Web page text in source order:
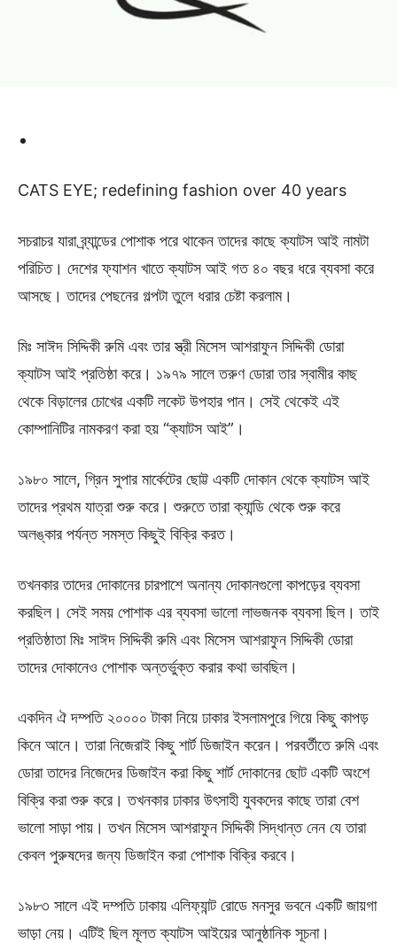
CATS EYE; redefining fashion over 40 years
সচরাচর যারা ব্র্যান্ডের পোশাক পরে থাকেন তাদের কাছে ক্যাটস আই নামটা
পরিচিত। দেশের ফ্যাশন খাতে ক্যাটস আই গত ৪০ বছর ধরে ব্যবসা করে
আসছে। তাদের পেছনের গল্পটা তুলে ধরার চেষ্টা করলাম।
মিঃ সাঈদ সিদ্দিকী রুমি এবং তার স্ত্রী মিসেস আশরাফুন সিদ্দিকী ডোরা
ক্যাটস আই প্রতিষ্ঠা করে। ১৯৭৯ সালে তরুণ ডোরা তার স্বামীর কাছ
থেকে বিড়ালের চোখের একটি লকেট উপহার পান। সেই থেকেই এই
কোম্পানিটির নামকরণ করা হয় “ক্যাটস আই”।
১৯৮০ সালে, গ্রিন সুপার মার্কেটের ছোট্ট একটি দোকান থেকে ক্যাটস আই
তাদের প্রথম যাত্রা শুরু করে। শুরুতে তারা ক্যান্ডি থেকে শুরু করে
অলঙ্কার পর্যন্ত সমস্ত কিছুই বিক্রি করত।
তখনকার তাদের দোকানের চারপাশে অনান্য দোকানগুলো কাপড়ের ব্যবসা
করছিল। সেই সময় পোশাক এর ব্যবসা ভালো লাভজনক ব্যবসা ছিল। তাই
প্রতিষ্ঠাতা মিঃ সাঈদ সিদ্দিকী রুমি এবং মিসেস আশরাফুন সিদ্দিকী ডোরা
তাদের দোকানেও পোশাক অন্তর্ভুক্ত করার কথা ভাবছিল।
একদিন ঐ দম্পতি ২০০০০ টাকা নিয়ে ঢাকার ইসলামপুরে গিয়ে কিছু কাপড়
কিনে আনে। তারা নিজেরাই কিছু শার্ট ডিজাইন করেন। পরবর্তীতে রুমি এবং
ডোরা তাদের নিজেদের ডিজাইন করা কিছু শার্ট দোকানের ছোট একটি অংশে
বিক্রি করা শুরু করে। তখনকার ঢাকার উৎসাহী যুবকদের কাছে তারা বেশ
ভালো সাড়া পায়। তখন মিসেস আশরাফুন সিদ্দিকী সিদ্ধান্ত নেন যে তারা
কেবল পুরুষদের জন্য ডিজাইন করা পোশাক বিক্রি করবে।
১৯৮৩ সালে এই দম্পতি ঢাকায় এলিফ্যান্ট রোডে মনসুর ভবনে একটি জায়গা
ভাড়া নেয়। এটিই ছিল মূলত ক্যাটস আইয়ের আনুষ্ঠানিক সূচনা।